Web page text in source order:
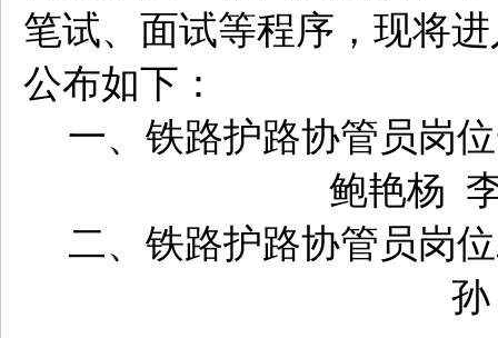
笔试、面试等程序， 现将
公布如下：
一、铁路护路协管员岗
鲍艳杨
二、铁路护路协管员岗
孙